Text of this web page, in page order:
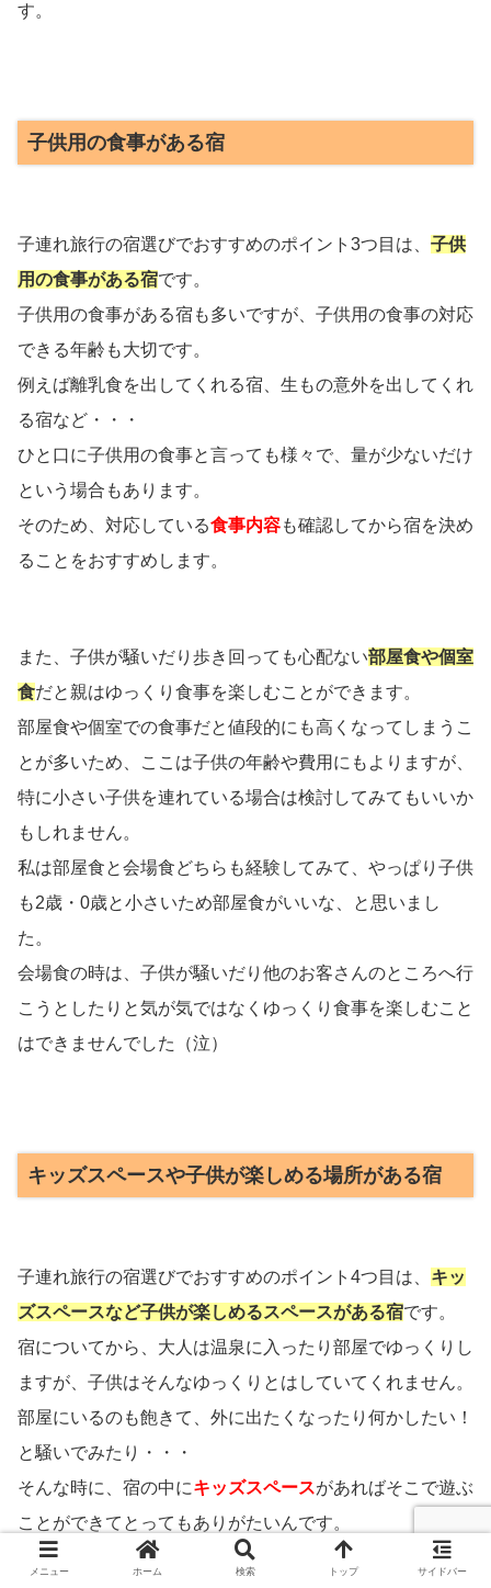
す。
子供用の食事がある宿
子連れ旅行の宿選びでおすすめのポイント3つ目は、 子供
用の食事がある宿です。
子供用の食事がある宿も多いですが、子供用の食事の対応
できる年齢も大切です。
例えば離乳食を出してくれる宿、生もの意外を出してくれ
る宿など・・・
ひと口に子供用の食事と言っても様々で、量が少ないだけ
という場合もあります。
そのため、対応している食事内容も確認してから宿を決め
ることをおすすめします。
また、子供が騒いだり歩き回っても心配ない部屋食や個室
食だと親はゆっくり食事を楽しむことができます。
部屋食や個室での食事だと値段的にも高くなってしまうこ
とが多いため、ここは子供の年齢や費用にもよりますが、
特に小さい子供を連れている場合は検討してみてもいいか
もしれません。
私は部屋食と会場食どちらも経験してみて、やっぱり子供
も2歳・0歳と小さいため部屋食がいいな、と思いまし
た。
会場食の時は、子供が騒いだり他のお客さんのところへ行
こうとしたりと気が気ではなくゆっくり食事を楽しむこと
はできませんでした（泣）
キッズスペースや子供が楽しめる場所がある宿
子連れ旅行の宿選びでおすすめのポイント4つ目は、 キッ
ズスペースなど子供が楽しめるスペースがある宿です。
宿についてから、大人は温泉に入ったり部屋でゆっくりし
ますが、子供はそんなゆっくりとはしていてくれません。
部屋にいるのも飽きて、外に出たくなったり何かしたい！
と騒いでみたり・・・
そんな時に、宿の中にキッズスペースがあればそこで遊ぶ
ことができてとってもありがたいんです。
また、部屋にボードゲーム（人生ゲームやオセロなどな
メニュー ホーム 検索 トップ サイドバー